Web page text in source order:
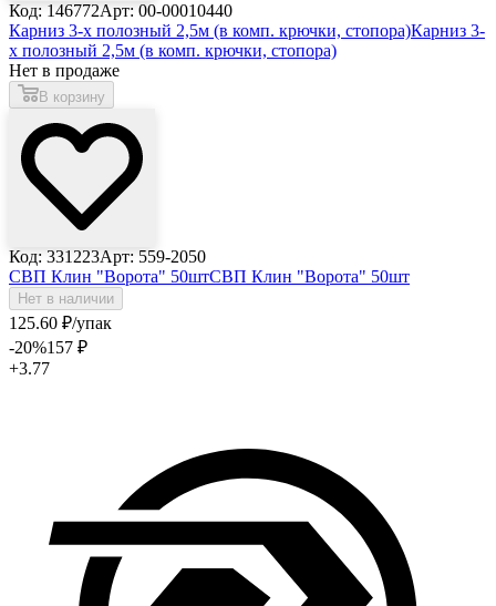
Код: 146772Арт: 00-00010440
Карниз 3-х полозный 2,5м (в комп. крючки, стопора)Карниз 3-
х полозный 2,5м (в комп. крючки, стопора)
Нет в продаже
В корзину
Код: 331223Арт: 559-2050
СВП Клин "Ворота" 50штСВП Клин "Ворота" 50шт
Нет в наличии
125.60 ₽/упак
-20%157 ₽
+3.77